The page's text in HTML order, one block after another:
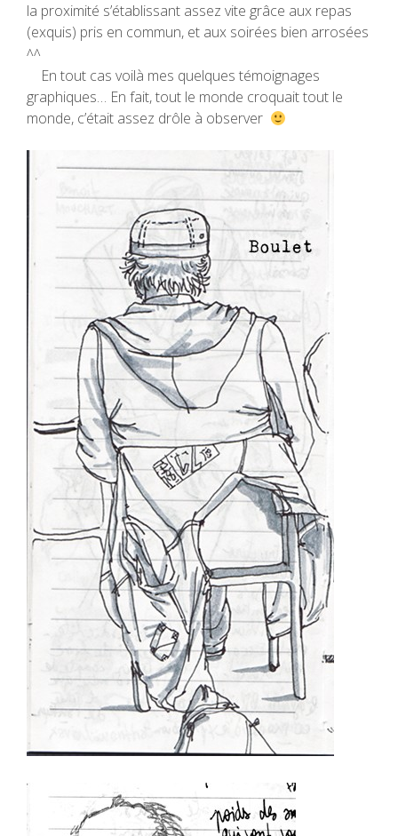
la proximité s’établissant assez vite grâce aux repas
(exquis) pris en commun, et aux soirées bien arrosées
^^
En tout cas voilà mes quelques témoignages
graphiques… En fait, tout le monde croquait tout le
monde, c’était assez drôle à observer